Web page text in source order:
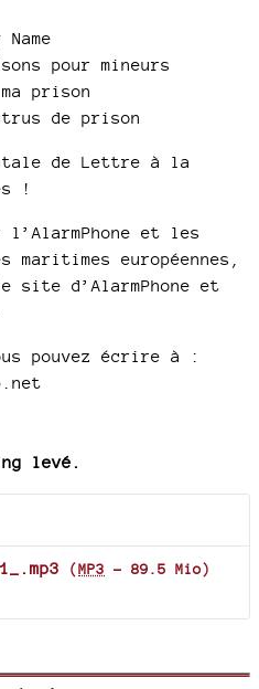
pour mineurs
prison
de prison
de Lettre à la
!
et les
européennes,
site d’AlarmPhone et
pouvez écrire à :
levé.
(MP3 - 89.5 Mio)